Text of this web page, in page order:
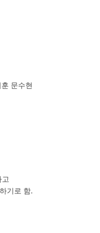
문수현
기로 함.